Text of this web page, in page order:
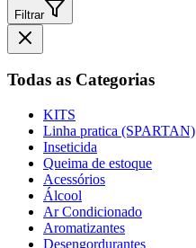
Filtrar
Todas as Categorias
KITS
Linha pratica (SPARTAN)
Inseticida
Queima de estoque
Acessórios
Álcool
Ar Condicionado
Aromatizantes
Desengordurantes